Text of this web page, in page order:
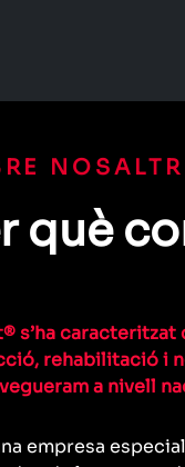
què
s’ha caracteritzat
rehabilitació i
a nivell
empresa